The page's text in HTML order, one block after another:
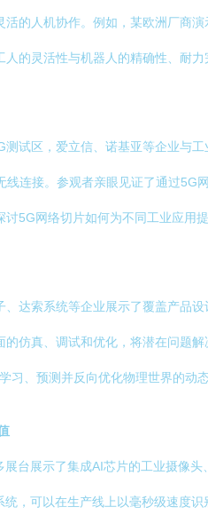
的人机协作。例如，某欧洲厂商
的灵活性与机器人的精确性、耐力
试区，爱立信、诺基亚等企业与
连接。参观者亲眼见证了通过
5G网络切片如何为不同工业应用
达索系统等企业展示了覆盖产品
仿真、调试和优化，将潜在问题
习、预测并反向优化物理世界的动态
台展示了集成AI芯片的工业摄像
，可以在生产线上以毫秒级速度